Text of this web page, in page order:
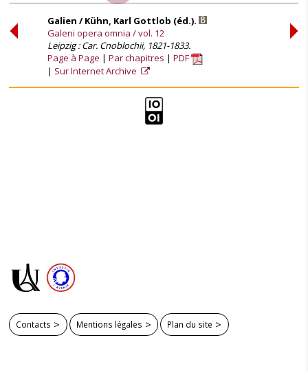
Galien / Kühn, Karl Gottlob (éd.).
Galeni opera omnia / vol. 12
Leipzig : Car. Cnoblochii, 1821-1833.
Page à Page
Par chapitres
PDF
Sur Internet Archive
Contacts Mentions légales Plan du site